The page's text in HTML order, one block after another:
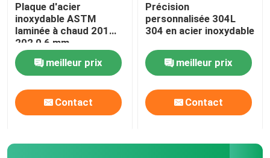
Alliage de Monel
Alliage d'Inconel
Alliage de titane
Plaque d'acier
inoxydable ASTM
laminée à chaud 201
202 0,6 mm
d'épaisseur 2b Plaque
d'acier inoxydable finie
meilleur prix
Contact
Précision
personnalisée 304L
304 en acier inoxydable
meilleur prix
Contact